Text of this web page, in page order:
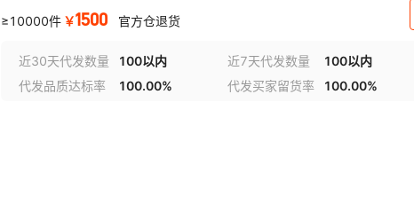
≥10000件 ￥1500 官方仓退货
近30天代发数量 100以内 近7天代发数量 100以内
代发品质达标率
100.00% 代发买家留货率 100.00%